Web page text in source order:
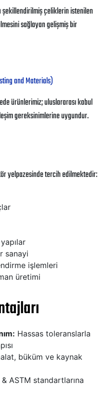
şekillendirilmiş çeliklerin istenilen
sağlayan gelişmiş bir
and Materials)
ürünlerimiz; uluslararası kabul
gereksinimlerine uygundur.
yelpazesinde tercih edilmektedir:
sanayi
işlemleri
üretimi
Hassas toleranslarla
büküm ve kaynak
& ASTM standartlarına